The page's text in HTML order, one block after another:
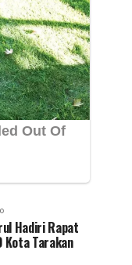
Hadiri Rapat
Kota Tarakan